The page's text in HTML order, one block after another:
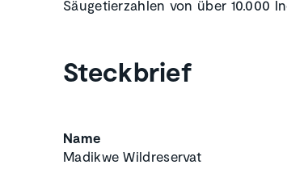
Säugetierzahlen von über 10.000
Steckbrief
Name
Madikwe Wildreservat